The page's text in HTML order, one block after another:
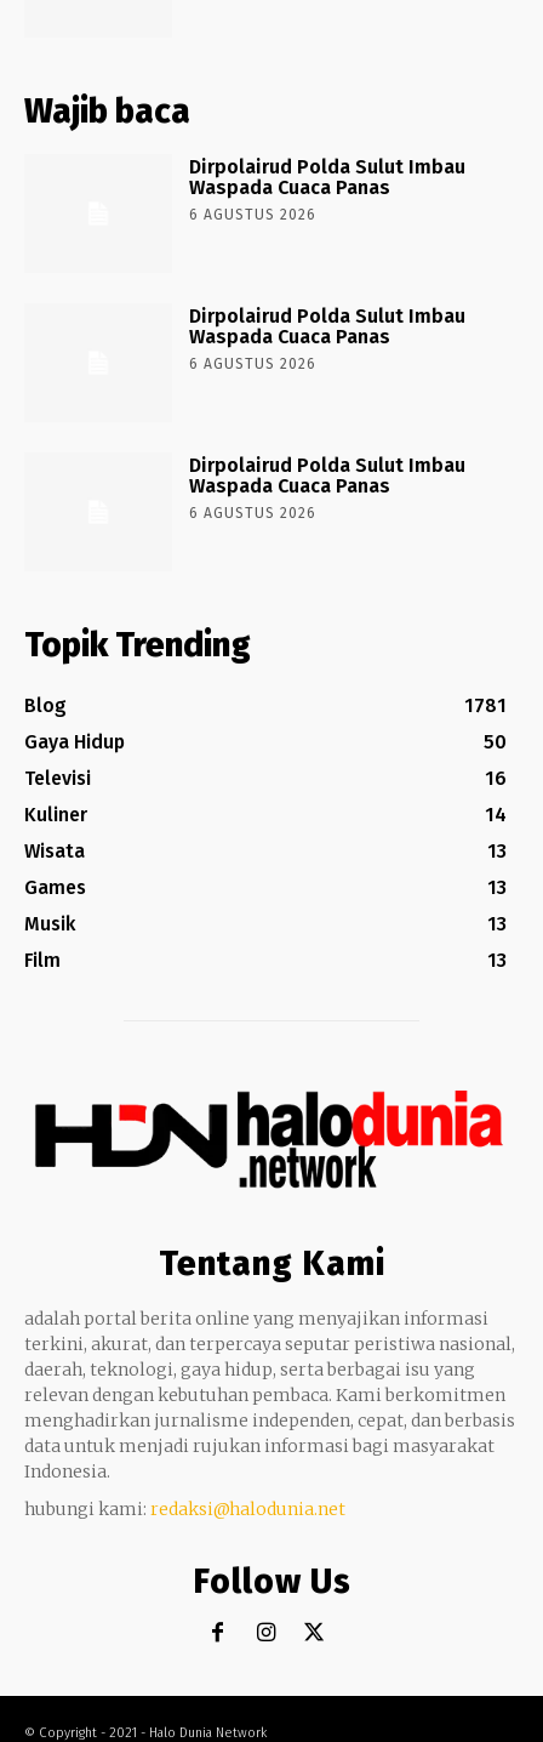
Wajib baca
Dirpolairud Polda Sulut Imbau
Waspada Cuaca Panas
6 AGUSTUS 2026
Dirpolairud Polda Sulut Imbau
Waspada Cuaca Panas
6 AGUSTUS 2026
Dirpolairud Polda Sulut Imbau
Waspada Cuaca Panas
6 AGUSTUS 2026
Topik Trending
Blog
1781
Gaya Hidup
50
Televisi
16
Kuliner
14
Wisata
13
Games
13
Musik
13
Film
13
Tentang Kami
adalah portal berita online yang menyajikan informasi
terkini, akurat, dan terpercaya seputar peristiwa nasional,
daerah, teknologi, gaya hidup, serta berbagai isu yang
relevan dengan kebutuhan pembaca. Kami berkomitmen
menghadirkan jurnalisme independen, cepat, dan berbasis
data untuk menjadi rujukan informasi bagi masyarakat
Indonesia.
hubungi kami: redaksi@halodunia.net
Follow Us
© Copyright - 2021 - Halo Dunia Network